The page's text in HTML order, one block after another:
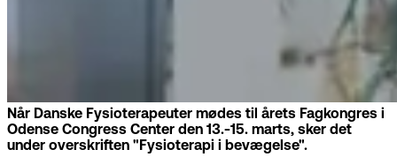
Når Danske Fysioterapeuter mødes til årets Fagkongres i
Odense Congress Center den 13.-15. marts, sker det
under overskriften "Fysioterapi i bevægelse".